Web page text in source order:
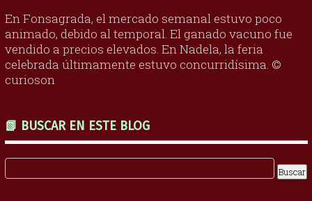
En Fonsagrada, el mercado semanal estuvo poco
animado, debido al temporal. El ganado vacuno fue
vendido a precios elevados. En Nadela, la feria
celebrada últimamente estuvo concurridísima. ©
curioson
📗 BUSCAR EN ESTE BLOG